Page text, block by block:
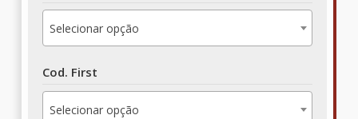
Selecionar opção
Cod. First
Selecionar opção